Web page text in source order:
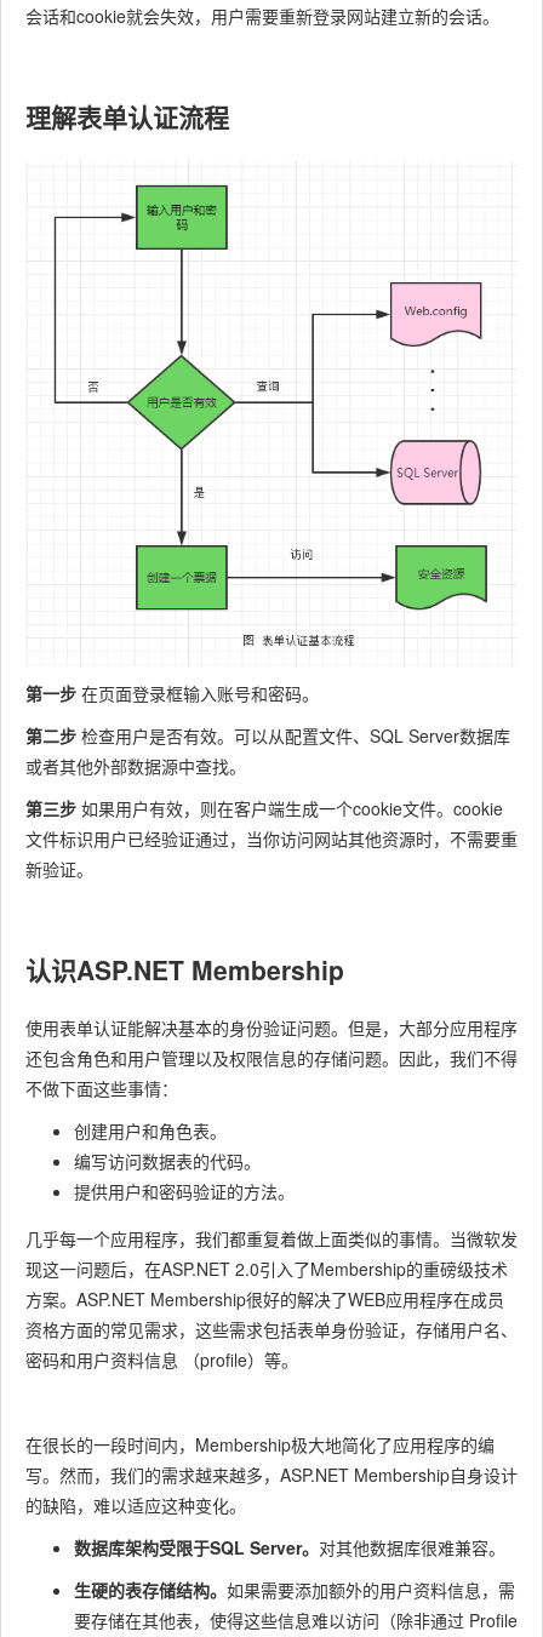
会话和cookie就会失效，用户需要重新登录网站建立新的会话。
理解表单认证流程
第一步 在页面登录框输入账号和密码。
第二步 检查用户是否有效。可以从配置文件、SQL Server数据库
或者其他外部数据源中查找。
第三步 如果用户有效，则在客户端生成一个cookie文件。cookie
文件标识用户已经验证通过，当你访问网站其他资源时，不需要重
新验证。
认识ASP.NET Membership
使用表单认证能解决基本的身份验证问题。但是，大部分应用程序
还包含角色和用户管理以及权限信息的存储问题。因此，我们不得
不做下面这些事情：
创建用户和角色表。
编写访问数据表的代码。
提供用户和密码验证的方法。
几乎每一个应用程序，我们都重复着做上面类似的事情。当微软发
现这一问题后，在ASP.NET 2.0引入了Membership的重磅级技术
方案。 ASP.NET Membership很好的解决了WEB应用程序在成员
资格方面的常见需求， 这些需求包括表单身份验证，存储用户名、
密码和用户资料信息 （profile）等。
在很长的一段时间内，Membership极大地简化了应用程序的编
写。 然而，我们的需求越来越多，ASP.NET Membership自身设计
的缺陷，难以适应这种变化。
数据库架构受限于SQL Server。 对其他数据库很难兼容。
生硬的表存储结构。 如果需要添加额外的用户资料信息，需
要存储在其他表，使得这些信息难以访问（除非通过 Profile